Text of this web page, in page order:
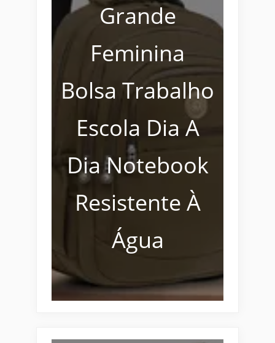
Grande
Feminina
Bolsa Trabalho
Escola Dia A
Dia Notebook
Resistente À
Água